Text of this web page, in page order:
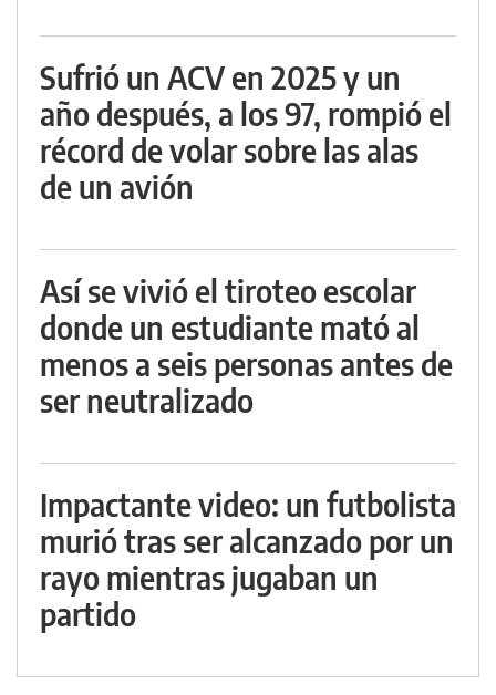
Sufrió un ACV en 2025 y un
año después, a los 97, rompió el
récord de volar sobre las alas
de un avión
Así se vivió el tiroteo escolar
donde un estudiante mató al
menos a seis personas antes de
ser neutralizado
Impactante video: un futbolista
murió tras ser alcanzado por un
rayo mientras jugaban un
partido